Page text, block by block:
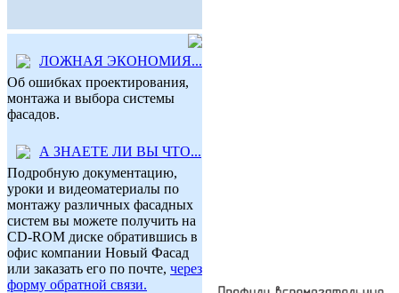
ЛОЖНАЯ ЭКОНОМИЯ...
Об ошибках проектирования,
монтажа и выбора системы
фасадов.
А ЗНАЕТЕ ЛИ ВЫ ЧТО...
Подробную документацию,
уроки и видеоматериалы по
монтажу различных фасадных
систем вы можете получить на
CD-ROM диске обратившись в
офис компании Новый Фасад
или заказать его по почте, через
форму обратной связи.